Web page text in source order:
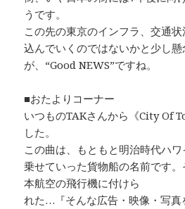
うです。
この先の東京のインフラ、交通
込んでいくのではないかと少し
が、“Good NEWS”ですね。
■おたよりコーナー
いつものTAKさんから《City Of
した。
この曲は、もともと明治時代ハ
乗せていった貨物船の名前です
本航空の飛行機に付けら
れた…『そんな広告・映像・写真